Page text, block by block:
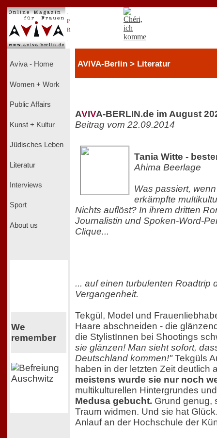
P
R
Aviva - Home
Women + Work
Public Affairs
Kunst + Kultur
Jüdisches Leben
Literatur
Interviews
Sport
About us
We
remember
AVIVA-Berlin > Literatur
AVIVA-BERLIN.de im August
Beitrag vom 22.09.2014
Tania Witte -
Ahima Beerlage
Was passiert,
erkämpfte
Nichts auflöst? In ihrem dritten
Journalistin und Spoken-Word-
Clique...
... auf einen turbulenten Roadtrip
Vergangenheit.
Tekgül, Model und
Haare abschneiden - die
die StylistInnen bei Shootings
sie glänzen! Man sieht sofort,
Deutschland kommen!"Tekgüls
haben in der letzten Zeit deutlich
meistens wurde sie nur noch
multikulturellen Hintergrundes
Medusa gebucht. Grund genug,
Traum widmen. Und sie hat
Anlauf an der Hochschule der